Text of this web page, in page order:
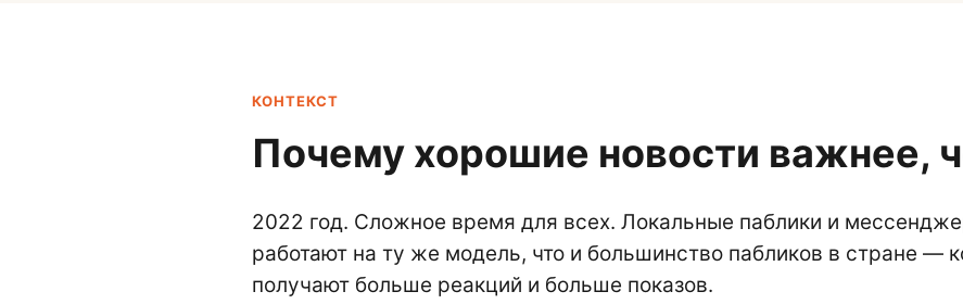
КОНТЕКСТ
Почему хорошие новости важнее,
2022 год. Сложное время для всех. Локальные паблики и
работают на ту же модель, что и большинство пабликов в стране —
получают больше реакций и больше показов.